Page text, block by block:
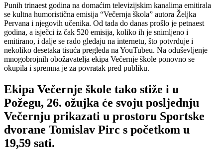
Punih trinaest godina na domaćim televizijskim kanalima emitirala
se kultna humoristična emisija “Večernja škola” autora Željka
Pervana i njegovih učenika. Od tada do danas prošlo je petnaest
godina, a isječci iz čak 520 emisija, koliko ih je snimljeno i
emitirano, i dalje se rado gledaju na internetu, što potvrđuje i
nekoliko desetaka tisuća pregleda na YouTubeu. Na oduševljenje
mnogobrojnih obožavatelja ekipa Večernje škole ponovno se
okupila i spremna je za povratak pred publiku.
Ekipa Večernje škole tako stiže i u
Požegu, 26. ožujka će svoju posljednju
Večernju prikazati u prostoru Sportske
dvorane Tomislav Pirc s početkom u
19,59 sati.